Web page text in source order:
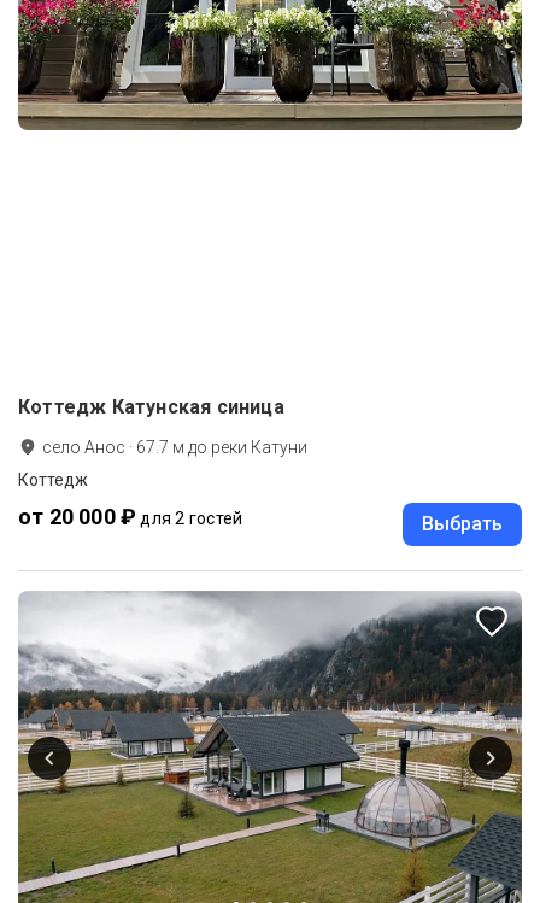
Коттедж Катунская синица
село Анос · 67.7 м до реки Катуни
Коттедж
от 20 000 ₽ для 2 гостей Выбрать